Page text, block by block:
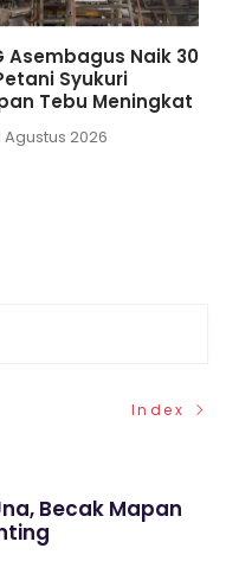
DLH Situbondo
Perbaikan
Emisi PG
Kamis, 30 Juli 2026
Index
Becak Mapan